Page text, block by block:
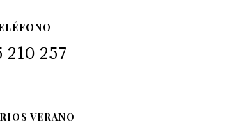
210 257
VERANO